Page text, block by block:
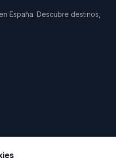
España. Descubre destinos,